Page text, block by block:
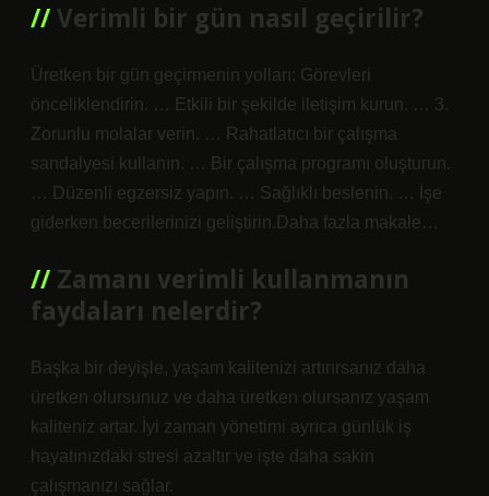
Verimli bir gün nasıl geçirilir?
Üretken bir gün geçirmenin yolları: Görevleri
önceliklendirin. … Etkili bir şekilde iletişim kurun. … 3.
Zorunlu molalar verin. … Rahatlatıcı bir çalışma
sandalyesi kullanın. … Bir çalışma programı oluşturun.
… Düzenli egzersiz yapın. … Sağlıklı beslenin. … İşe
giderken becerilerinizi geliştirin.Daha fazla makale…
Zamanı verimli kullanmanın
faydaları nelerdir?
Başka bir deyişle, yaşam kalitenizi artırırsanız daha
üretken olursunuz ve daha üretken olursanız yaşam
kaliteniz artar. İyi zaman yönetimi ayrıca günlük iş
hayatınızdaki stresi azaltır ve işte daha sakin
çalışmanızı sağlar.